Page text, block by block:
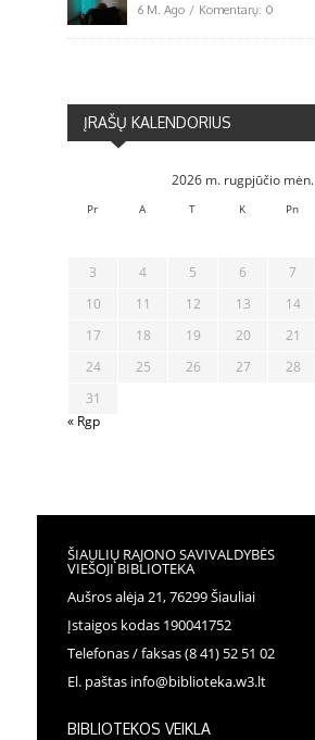
6 M. Ago / Komentarų: 0
ĮRAŠŲ KALENDORIUS
2026 m. rugpjūčio mėn.
Pr A T K Pn
3
4 5 6 7
10
11 12 13 14
17
18 19 20 21
24
25 26 27 28
31
« Rgp
ŠIAULIŲ RAJONO SAVIVALDYBĖS
VIEŠOJI BIBLIOTEKA
Aušros alėja 21, 76299 Šiauliai
Įstaigos kodas 190041752
Telefonas / faksas (8 41) 52 51 02
El. paštas info@biblioteka.w3.lt
BIBLIOTEKOS VEIKLA